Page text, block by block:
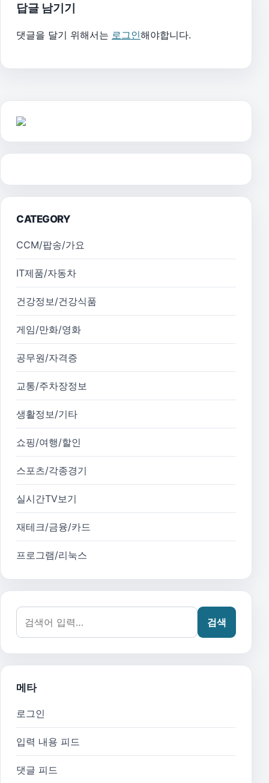
답글 남기기
댓글을 달기 위해서는 로그인해야합니다.
CATEGORY
CCM/팝송/가요
IT제품/자동차
건강정보/건강식품
게임/만화/영화
공무원/자격증
교통/주차장정보
생활정보/기타
쇼핑/여행/할인
스포츠/각종경기
실시간TV보기
재테크/금융/카드
프로그램/리눅스
검색어:
검색
메타
로그인
입력 내용 피드
댓글 피드